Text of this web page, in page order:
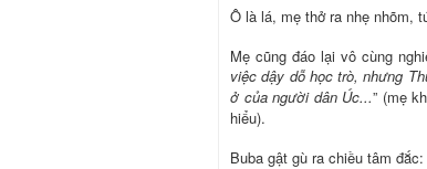
Ô là lá, mẹ thở ra nhẹ nhõm,
Mẹ cũng đáo lại vô cùng
việc dậy dỗ học trò, nhưng
ở của người dân Úc...” (mẹ
hiểu).
Buba gật gù ra chiều tâm đắc: